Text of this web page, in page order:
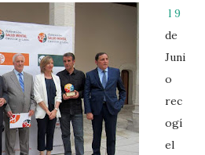
l 9
de
Juni
o
rec
ogí
el